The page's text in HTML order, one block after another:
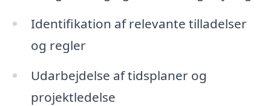
Identifikation af relevante tilladelser
og regler
Udarbejdelse af tidsplaner og
projektledelse